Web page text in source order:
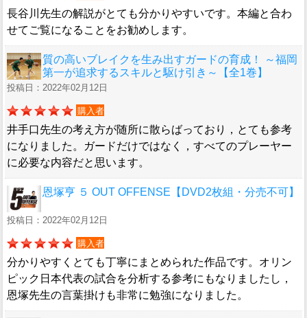
長谷川先生の解説がとても分かりやすいです。本編と合わ
せてご覧になることをお勧めします。
質の高いブレイクを生み出すガードの育成！ ～福岡
第一が追求するスキルと駆け引き～【全1巻】
投稿日：2022年02月12日
購入者
井手口先生の考え方が随所に散らばっており，とても参考
になりました。ガードだけではなく，すべてのプレーヤー
に必要な内容だと思います。
恩塚亨 ５ OUT OFFENSE【DVD2枚組・分売不可】
投稿日：2022年02月12日
購入者
分かりやすくとても丁寧にまとめられた作品です。オリン
ピック日本代表の試合を分析する参考にもなりましたし，
恩塚先生の言葉掛けも非常に勉強になりました。